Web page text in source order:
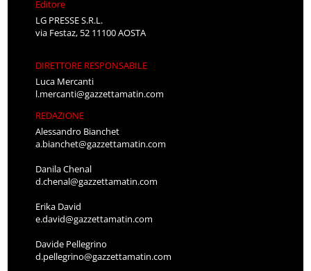
Editore
LG PRESSE S.R.L.
via Festaz, 52 11100 AOSTA
DIRETTORE RESPONSABILE
Luca Mercanti
l.mercanti@gazzettamatin.com
REDAZIONE
Alessandro Bianchet
a.bianchet@gazzettamatin.com
Danila Chenal
d.chenal@gazzettamatin.com
Erika David
e.david@gazzettamatin.com
Davide Pellegrino
d.pellegrino@gazzettamatin.com